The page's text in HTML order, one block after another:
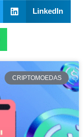
LinkedIn
CRIPTOMOEDAS